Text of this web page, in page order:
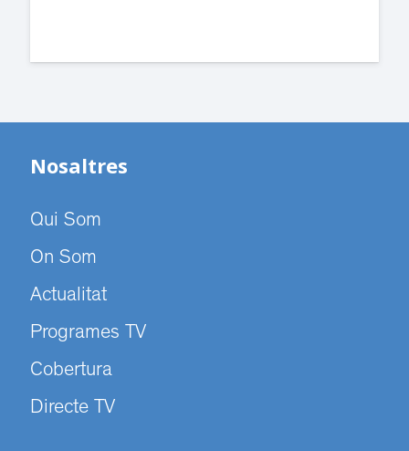
Nosaltres
Qui Som
On Som
Actualitat
Programes TV
Cobertura
Directe TV